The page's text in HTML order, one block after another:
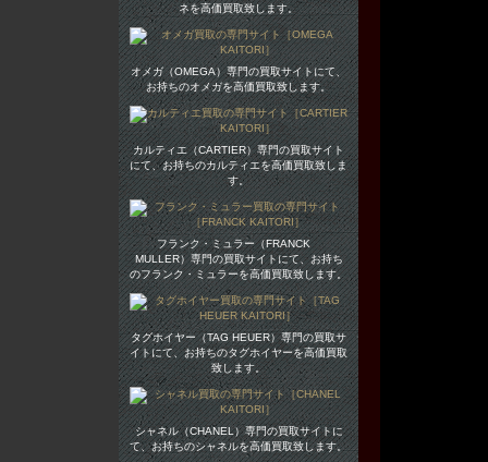
ネを高価買取致します。
オメガ（OMEGA）専門の買取サイトにて、
お持ちのオメガを高価買取致します。
カルティエ（CARTIER）専門の買取サイト
にて、お持ちのカルティエを高価買取致しま
す。
フランク・ミュラー（FRANCK
MULLER）専門の買取サイトにて、お持ち
のフランク・ミュラーを高価買取致します。
タグホイヤー（TAG HEUER）専門の買取サ
イトにて、お持ちのタグホイヤーを高価買取
致します。
シャネル（CHANEL）専門の買取サイトに
て、お持ちのシャネルを高価買取致します。